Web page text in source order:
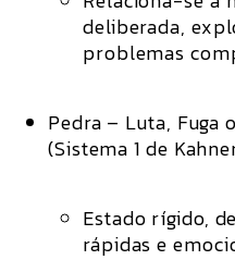
deliberada,
problemas
Pedra – Luta, Fuga
(Sistema 1 de
Estado rígido, de
rápidas e